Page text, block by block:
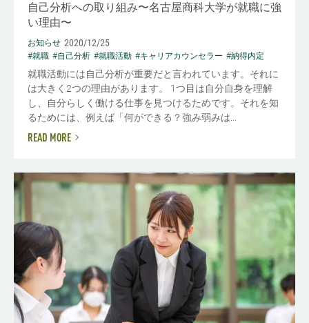
自己分析への取り組み〜名古屋商科大学が就職に強
い理由〜
お知らせ 2020/12/25
#就職 #自己分析 #就職活動 #キャリアカウンセラー #納得内定
就職活動には自己分析が重要だと言われています。それに
は大きく2つの理由があります。 1つ目は自分自身を理解
し、自分らしく働ける仕事を見つけるためです。それを知
るためには、例えば「何ができる？強み弱みは...
READ MORE